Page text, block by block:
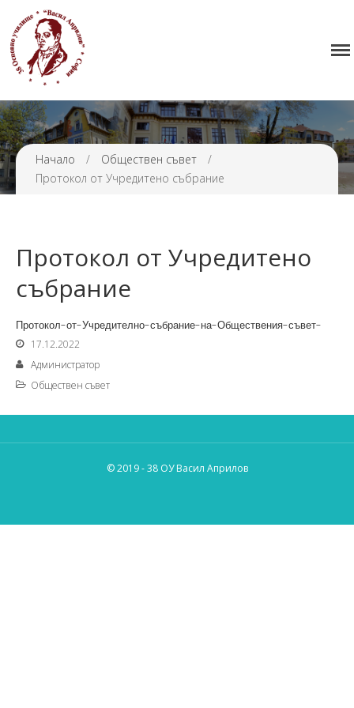
Нормативна уредба
Прием
Проекти и дейности
Седмично разписание
Начало / Обществен съвет
/
Протокол от Учредитено събрание
Протокол от Учредитено
събрание
Протокол-от-Учредително-събрание-на-Обществения-съвет-
17.12.2022
Администратор
Обществен съвет
© 2019 - 38 ОУ Васил Априлов